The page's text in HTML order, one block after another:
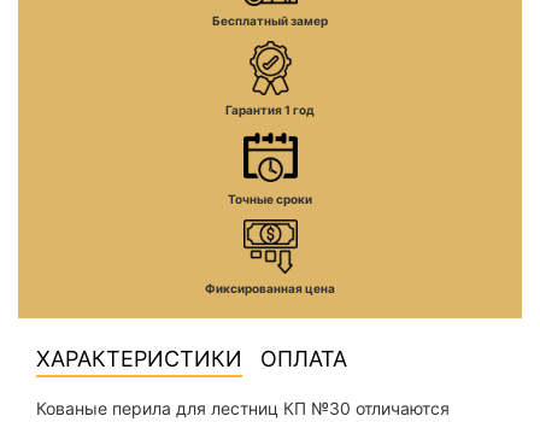
Бесплатный замер
Гарантия 1 год
Точные сроки
Фиксированная цена
ХАРАКТЕРИСТИКИ ОПЛАТА
Кованые перила для лестниц КП №30 отличаются